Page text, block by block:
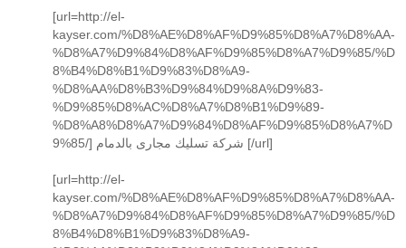
[url=http://el-
kayser.com/%D8%AE%D8%AF%D9%85%D8%A7%D8%AA-
%D8%A7%D9%84%D8%AF%D9%85%D8%A7%D9%85/%D
8%B4%D8%B1%D9%83%D8%A9-
%D8%AA%D8%B3%D9%84%D9%8A%D9%83-
%D9%85%D8%AC%D8%A7%D8%B1%D9%89-
%D8%A8%D8%A7%D9%84%D8%AF%D9%85%D8%A7%D
9%85/] شركة تسليك مجارى بالدمام [/url]
[url=http://el-
kayser.com/%D8%AE%D8%AF%D9%85%D8%A7%D8%AA-
%D8%A7%D9%84%D8%AF%D9%85%D8%A7%D9%85/%D
8%B4%D8%B1%D9%83%D8%A9-